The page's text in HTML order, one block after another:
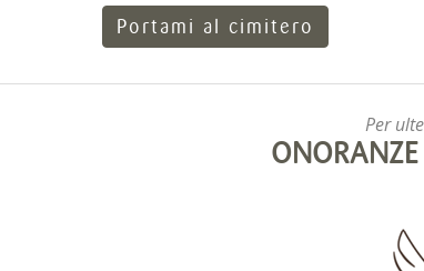
Portami al cimitero
Per